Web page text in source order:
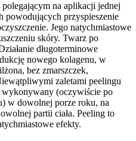
na aplikacji jednej
powodujących przyspieszenie
Jego natychmiastowe
skóry. Twarz po
długoterminowe
nowego kolagenu, w
bez zmarszczek,
zaletami peelingu
wykonywany (oczywiście po
w dowolnej porze roku, na
partii ciała. Peeling to
efekty.